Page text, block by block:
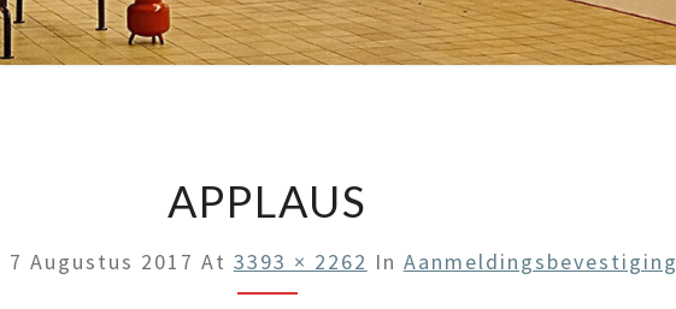
APPLAUS
7 Augustus 2017 At 3393 × 2262 In Aanmeldingsbevestiging